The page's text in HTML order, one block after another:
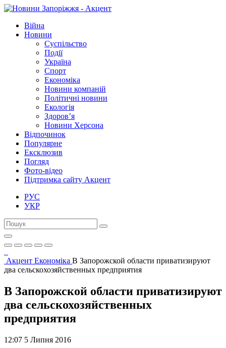
Війна
Новини
Суспільство
Події
Україна
Спорт
Економіка
Новини компаній
Політичні новини
Екологія
Здоров’я
Новини Херсона
Відпочинок
Популярне
Ексклюзив
Погляд
Фото-відео
Підтримка сайту Акцент
РУС
УКР
Акцент Економіка В Запорожской области приватизируют
два сельскохозяйственных предприятия
В Запорожской области приватизируют
два сельскохозяйственных
предприятия
12:07 5 Липня 2016